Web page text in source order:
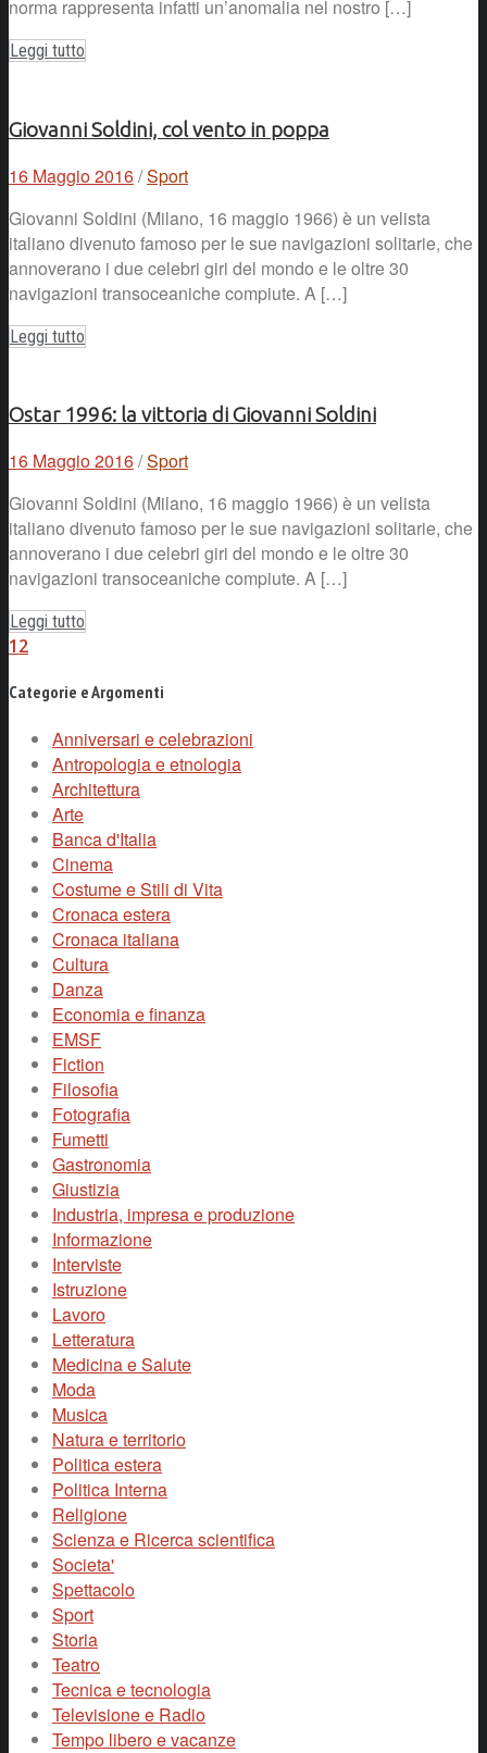
norma rappresenta infatti un’anomalia nel nostro […]
Leggi tutto
Giovanni Soldini, col vento in poppa
16 Maggio 2016/Sport
Giovanni Soldini (Milano, 16 maggio 1966) è un velista
italiano divenuto famoso per le sue navigazioni solitarie, che
annoverano i due celebri giri del mondo e le oltre 30
navigazioni transoceaniche compiute. A […]
Leggi tutto
Ostar 1996: la vittoria di Giovanni Soldini
16 Maggio 2016/Sport
Giovanni Soldini (Milano, 16 maggio 1966) è un velista
italiano divenuto famoso per le sue navigazioni solitarie, che
annoverano i due celebri giri del mondo e le oltre 30
navigazioni transoceaniche compiute. A […]
Leggi tutto
12
Categorie e Argomenti
Anniversari e celebrazioni
Antropologia e etnologia
Architettura
Arte
Banca d'Italia
Cinema
Costume e Stili di Vita
Cronaca estera
Cronaca italiana
Cultura
Danza
Economia e finanza
EMSF
Fiction
Filosofia
Fotografia
Fumetti
Gastronomia
Giustizia
Industria, impresa e produzione
Informazione
Interviste
Istruzione
Lavoro
Letteratura
Medicina e Salute
Moda
Musica
Natura e territorio
Politica estera
Politica Interna
Religione
Scienza e Ricerca scientifica
Societa'
Spettacolo
Sport
Storia
Teatro
Tecnica e tecnologia
Televisione e Radio
Tempo libero e vacanze